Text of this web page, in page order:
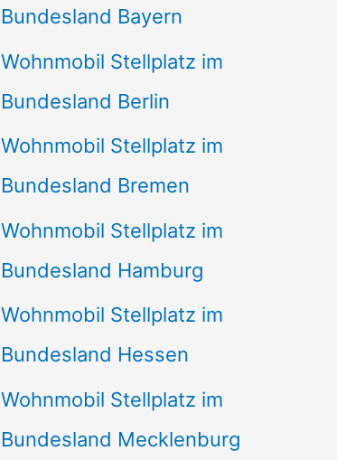
Bundesland Bayern
Wohnmobil Stellplatz im
Bundesland Berlin
Wohnmobil Stellplatz im
Bundesland Bremen
Wohnmobil Stellplatz im
Bundesland Hamburg
Wohnmobil Stellplatz im
Bundesland Hessen
Wohnmobil Stellplatz im
Bundesland Mecklenburg